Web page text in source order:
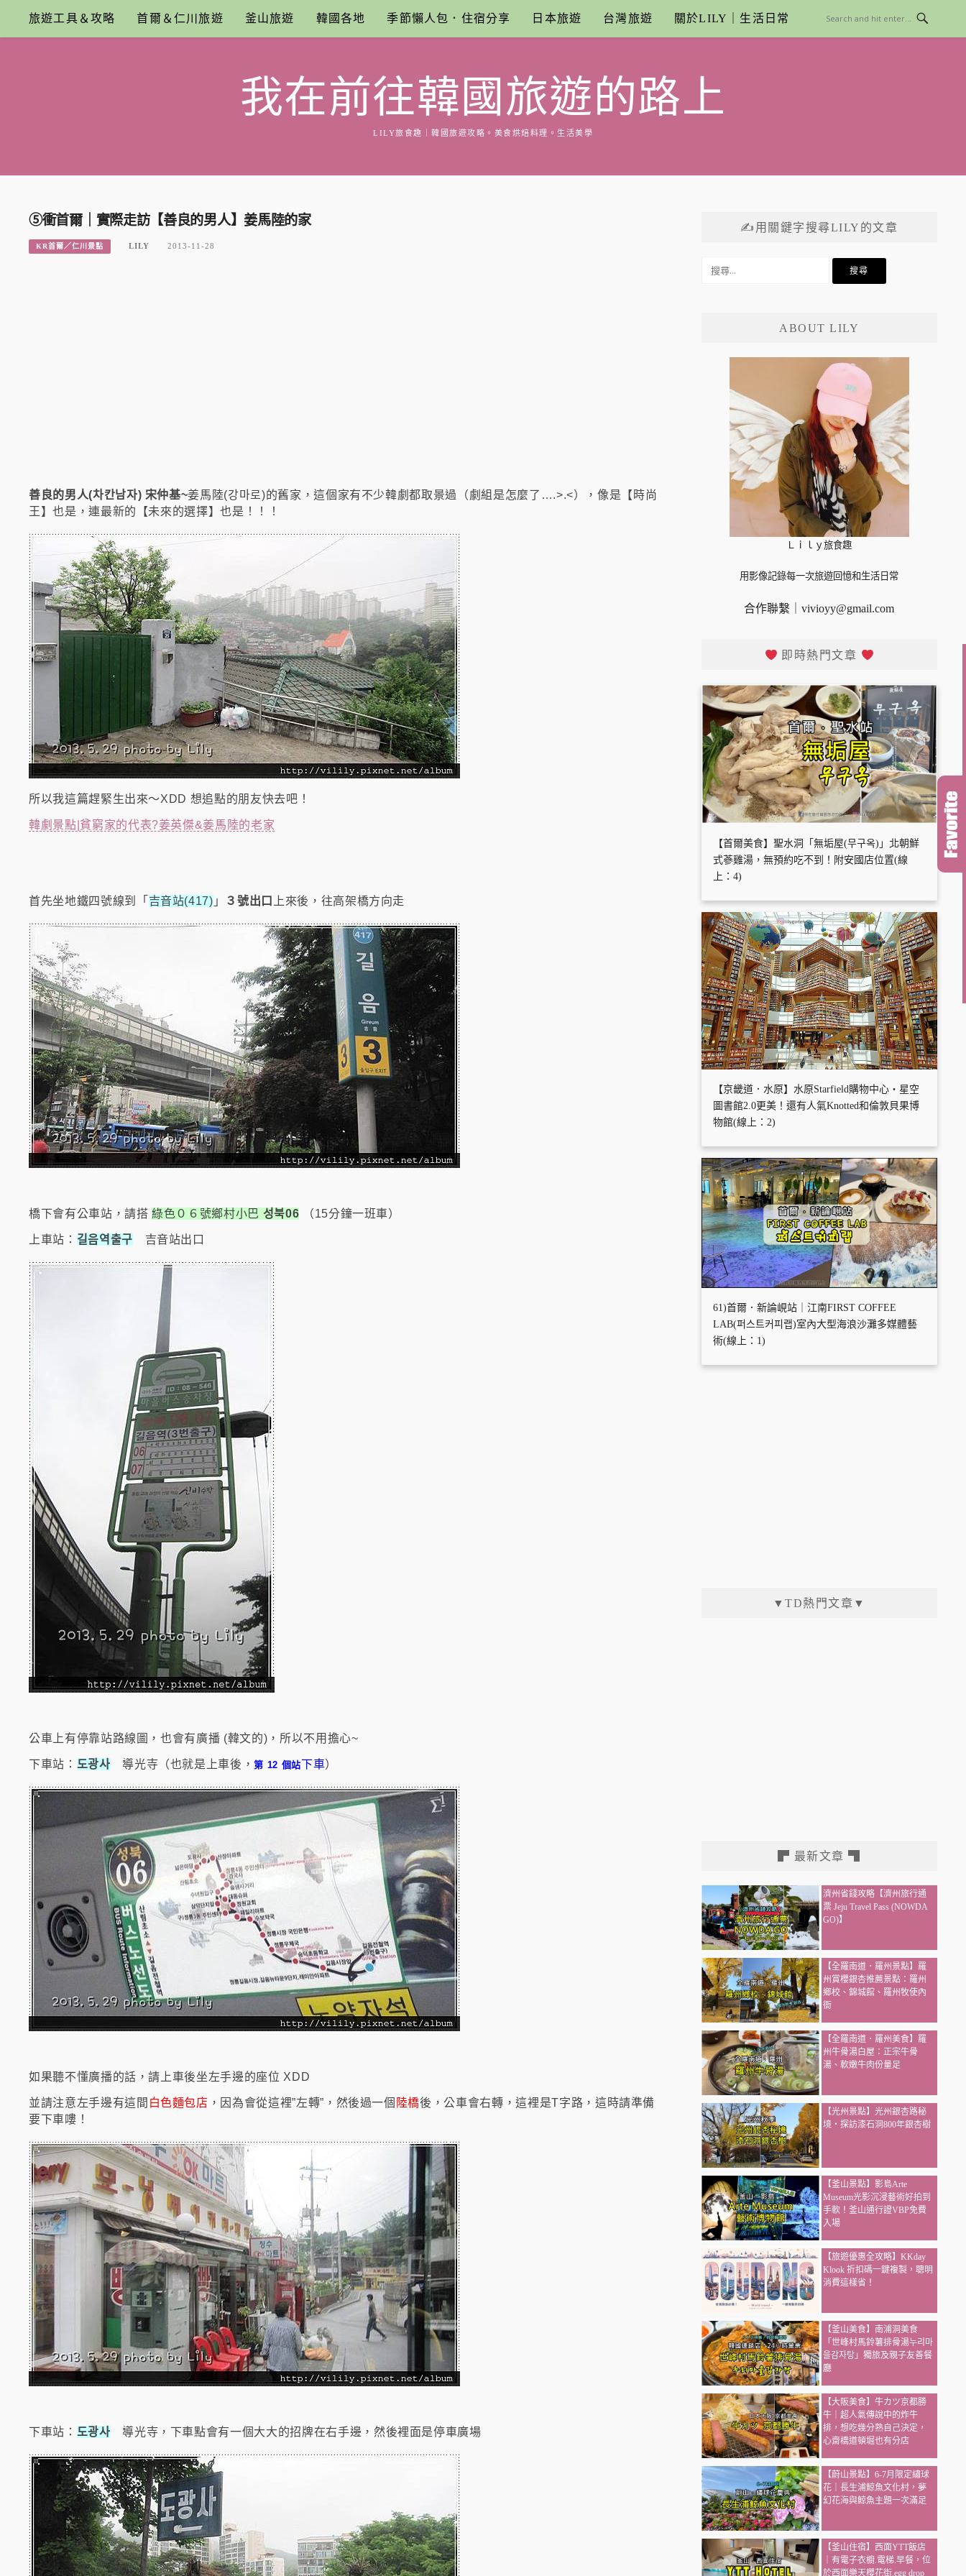
content
旅遊工具＆攻略 首爾＆仁川旅遊 釜山旅遊 韓國各地 季節懶人包．住宿分享 日本旅遊 台灣旅遊 關於LILY｜生活日常
我在前往韓國旅遊的路上
LILY旅食趣｜韓國旅遊攻略。美食烘焙料理。生活美學
⑤衝首爾｜實際走訪【善良的男人】姜馬陸的家
KR首爾／仁川景點 LILY 2013-11-28
善良的男人(차칸남자) 宋仲基~姜馬陸(강마로)的舊家，這個家有不少韓劇都取景過（劇組是怎麼了….>.<），像是【時尚
王】也是，連最新的【未來的選擇】也是！！！
所以我這篇趕緊生出來～XDD 想追點的朋友快去吧！
韓劇景點|貧窮家的代表?姜英傑&姜馬陸的老家
首先坐地鐵四號線到「 吉音站(417) 」 ３號出口 上來後，往高架橋方向走
橋下會有公車站，請搭綠色０６號鄉村小巴 성북06 （15分鐘一班車）
上車站： 길음역출구 吉音站出口
公車上有停靠站路線圖，也會有廣播 (韓文的)，所以不用擔心~
下車站： 도광사 導光寺（也就是上車後，第 12 個站下車）
如果聽不懂廣播的話，請上車後坐左手邊的座位 XDD
並請注意左手邊有這間 白色麵包店 ，因為會從這裡”左轉”，然後過一個 陸橋後，公車會右轉，這裡是T字路，這時請準備
要下車嘍！
下車站： 도광사 導光寺，下車點會有一個大大的招牌在右手邊，然後裡面是停車廣場
✍用關鍵字搜尋LILY的文章
ABOUT LILY
Ｌｉｌｙ旅食趣
用影像記錄每一次旅遊回憶和生活日常
合作聯繫｜vivioyy@gmail.com
即時熱門文章
【首爾美食】聖水洞「無垢屋(무구옥)」北朝鮮
式蔘雞湯，無預約吃不到！附安國店位置(線
上：4)
【京畿道．水原】水原Starfield購物中心・星空
圖書館2.0更美！還有人氣Knotted和倫敦貝果博
物館(線上：2)
61)首爾．新論峴站｜江南FIRST COFFEE
LAB(퍼스트커피랩)室內大型海浪沙灘多媒體藝
術(線上：1)
▼TD熱門文章▼
▛ 最新文章 ▜
濟州省錢攻略【濟州旅行通
票 Jeju Travel Pass (NOWDA
GO)】
【全羅南道．羅州景點】羅
州賞櫻銀杏推薦景點：羅州
鄉校、錦城館、羅州牧使內
衙
【全羅南道．羅州美食】羅
州牛骨湯白屋：正宗牛骨
湯、軟嫩牛肉份量足
【光州景點】光州銀杏路秘
境・探訪漆石洞800年銀杏樹
【釜山景點】影島Arte
Museum光影沉浸藝術好拍到
手軟！釜山通行證VBP免費
入場
【旅遊優惠全攻略】KKday
Klook 折扣碼一鍵複製，聰明
消費這樣省！
【釜山美食】南浦洞美食
「世峰村馬鈴薯排骨湯누리마
을감자탕」獨旅及親子友善餐
廳
【大阪美食】牛カツ京都勝
牛｜超人氣傳說中的炸牛
排，想吃幾分熟自己決定，
心齋橋道頓堀也有分店
【蔚山景點】6-7月限定繡球
花｜長生浦鯨魚文化村，夢
幻花海與鯨魚主題一次滿足
【釜山住宿】西面YTT飯店
｜有電子衣櫥.電梯.早餐，位
於西面樂天櫻花街,egg drop